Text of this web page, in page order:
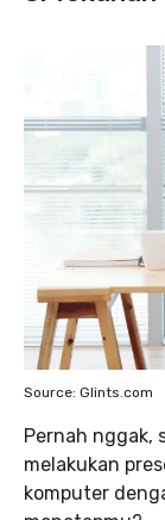
Source: Glints.com
Pernah nggak,
melakukan
komputer